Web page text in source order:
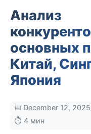
Анализ
основных
Китай,
Япония
📅 December 12, 2025
⏱️ 4 мин